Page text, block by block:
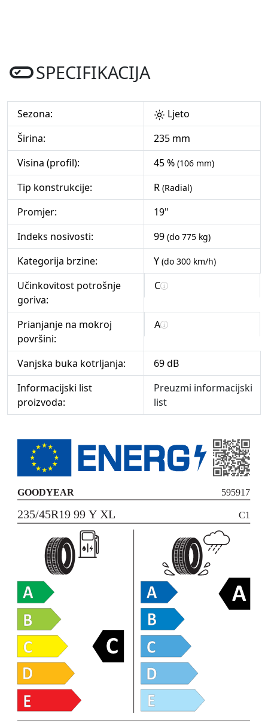
SPECIFIKACIJA
Sezona:
Ljeto
Širina:
235 mm
Visina (profil):
45 % (106 mm)
Tip konstrukcije: R (Radial)
Promjer:
19"
Indeks nosivosti:
99 (do 775 kg)
Kategorija brzine: Y (do 300 km/h)
Učinkovitost potrošnje
goriva:
C
Prianjanje na mokroj
površini:
A
Vanjska buka kotrljanja:
69 dB
Informacijski list
proizvoda:
Preuzmi informacijski
list